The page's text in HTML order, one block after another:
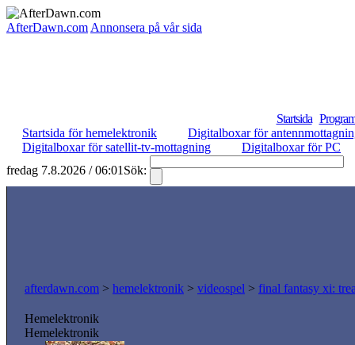
AfterDawn.com Annonsera på vår sida
Startsida
Startsida för hemelektronik
Digitalboxar för
Digitalboxar för satellit-tv-mottagning
Digitalboxar för PC
fredag 7.8.2026 / 06:01 Sök:
afterdawn.com > hemelektronik > videospel > final fantasy xi:
Hemelektronik
Hemelektronik